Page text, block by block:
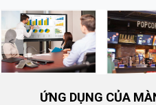
khai hiệu quả.
<
ỨNG DỤNG CỦA